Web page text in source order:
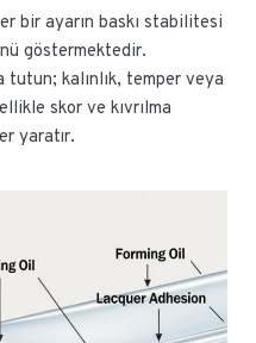
bir ayarın baskı stabilitesi
göstermektedir.
tutun; kalınlık, temper veya
skor ve kıvrılma
yaratır.